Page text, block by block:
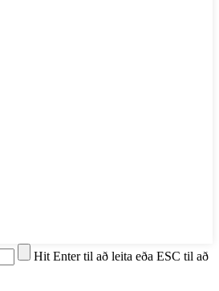
Hit Enter til að leita eða ESC til að